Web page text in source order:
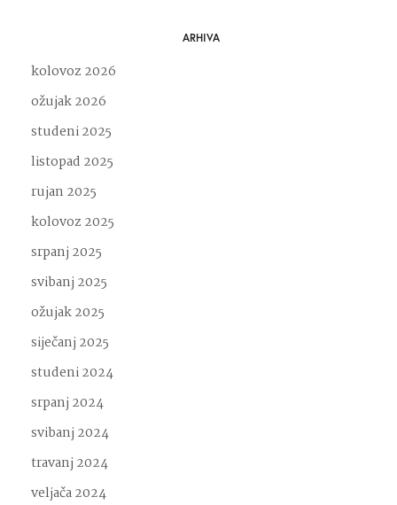
ARHIVA
kolovoz 2026
ožujak 2026
studeni 2025
listopad 2025
rujan 2025
kolovoz 2025
srpanj 2025
svibanj 2025
ožujak 2025
siječanj 2025
studeni 2024
srpanj 2024
svibanj 2024
travanj 2024
veljača 2024